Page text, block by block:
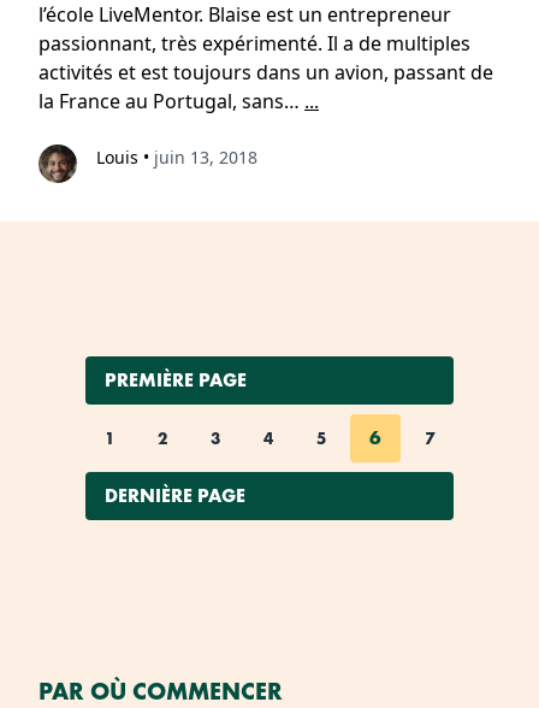
l’école LiveMentor. Blaise est un entrepreneur
passionnant, très expérimenté. Il a de multiples
activités et est toujours dans un avion, passant de
la France au Portugal, sans… ...
Louis • juin 13, 2018
PREMIÈRE PAGE
1 2 3 4 5 6 7
DERNIÈRE PAGE
PAR OÙ COMMENCER